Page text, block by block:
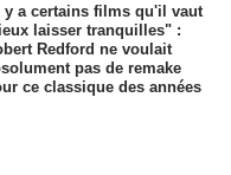
y a certains films qu'il vaut
laisser tranquilles" :
Redford ne voulait
pas de remake
ce classique des années